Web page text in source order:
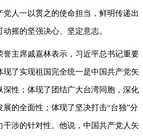
党人一以贯之的使命担当，鲜明传递出
摇的坚强决心、坚定意志。
主席戚嘉林表示，习近平总书记重要
现了实现祖国完全统一是中国共产党矢
深性；体现了团结广大台湾同胞，深化
的全面性；体现了坚决打击“台独”分
干涉的针对性。他说，中国共产党人矢